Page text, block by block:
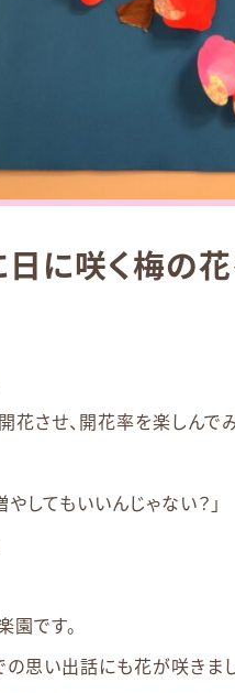
に咲く梅の花
花させ、開花率を楽しんで
してもいいんじゃない？」
です。
思い出話にも花が咲きまし